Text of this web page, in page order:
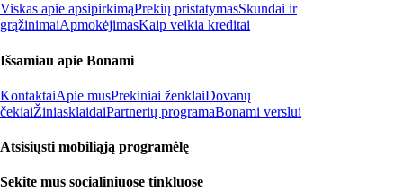
Viskas apie apsipirkimąPrekių pristatymasSkundai ir
grąžinimaiApmokėjimasKaip veikia kreditai
Išsamiau apie Bonami
KontaktaiApie musPrekiniai ženklaiDovanų
čekiaiŽiniasklaidaiPartnerių programaBonami verslui
Atsisiųsti mobiliąją programėlę
Sekite mus socialiniuose tinkluose